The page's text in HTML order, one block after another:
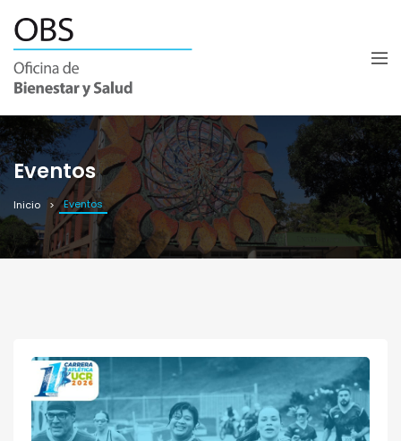
Eventos
Inicio Eventos